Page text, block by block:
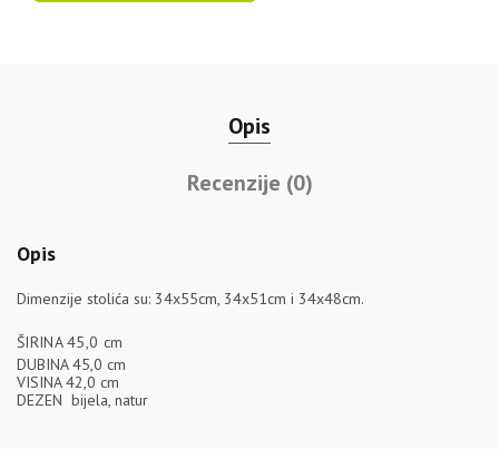
Opis
Recenzije (0)
Opis
Dimenzije stolića su: 34x55cm, 34x51cm i 34x48cm.
ŠIRINA 45,0 cm
DUBINA 45,0 cm
VISINA 42,0 cm
DEZEN bijela, natur